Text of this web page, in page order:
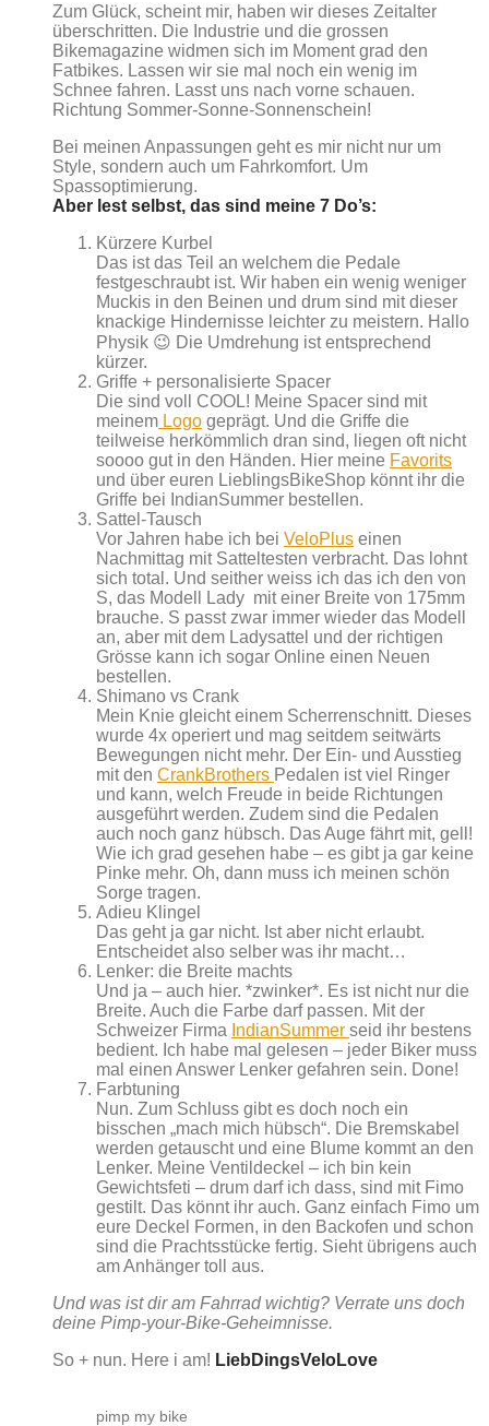
Zum Glück, scheint mir, haben wir dieses Zeitalter
überschritten. Die Industrie und die grossen
Bikemagazine widmen sich im Moment grad den
Fatbikes. Lassen wir sie mal noch ein wenig im
Schnee fahren. Lasst uns nach vorne schauen.
Richtung Sommer-Sonne-Sonnenschein!
Bei meinen Anpassungen geht es mir nicht nur um
Style, sondern auch um Fahrkomfort. Um
Spassoptimierung.
Aber lest selbst, das sind meine 7 Do’s:
Kürzere Kurbel
Das ist das Teil an welchem die Pedale
festgeschraubt ist. Wir haben ein wenig weniger
Muckis in den Beinen und drum sind mit dieser
knackige Hindernisse leichter zu meistern. Hallo
Physik 😉 Die Umdrehung ist entsprechend
kürzer.
Griffe + personalisierte Spacer
Die sind voll COOL! Meine Spacer sind mit
meinem Logo geprägt. Und die Griffe die
teilweise herkömmlich dran sind, liegen oft nicht
soooo gut in den Händen. Hier meine Favorits
und über euren LieblingsBikeShop könnt ihr die
Griffe bei IndianSummer bestellen.
Sattel-Tausch
Vor Jahren habe ich bei VeloPlus einen
Nachmittag mit Satteltesten verbracht. Das lohnt
sich total. Und seither weiss ich das ich den von
S, das Modell Lady mit einer Breite von 175mm
brauche. S passt zwar immer wieder das Modell
an, aber mit dem Ladysattel und der richtigen
Grösse kann ich sogar Online einen Neuen
bestellen.
Shimano vs Crank
Mein Knie gleicht einem Scherrenschnitt. Dieses
wurde 4x operiert und mag seitdem seitwärts
Bewegungen nicht mehr. Der Ein- und Ausstieg
mit den CrankBrothers Pedalen ist viel Ringer
und kann, welch Freude in beide Richtungen
ausgeführt werden. Zudem sind die Pedalen
auch noch ganz hübsch. Das Auge fährt mit, gell!
Wie ich grad gesehen habe – es gibt ja gar keine
Pinke mehr. Oh, dann muss ich meinen schön
Sorge tragen.
Adieu Klingel
Das geht ja gar nicht. Ist aber nicht erlaubt.
Entscheidet also selber was ihr macht…
Lenker: die Breite machts
Und ja – auch hier. *zwinker*. Es ist nicht nur die
Breite. Auch die Farbe darf passen. Mit der
Schweizer Firma IndianSummer seid ihr bestens
bedient. Ich habe mal gelesen – jeder Biker muss
mal einen Answer Lenker gefahren sein. Done!
Farbtuning
Nun. Zum Schluss gibt es doch noch ein
bisschen „mach mich hübsch“. Die Bremskabel
werden getauscht und eine Blume kommt an den
Lenker. Meine Ventildeckel – ich bin kein
Gewichtsfeti – drum darf ich dass, sind mit Fimo
gestilt. Das könnt ihr auch. Ganz einfach Fimo um
eure Deckel Formen, in den Backofen und schon
sind die Prachtsstücke fertig. Sieht übrigens auch
am Anhänger toll aus.
Und was ist dir am Fahrrad wichtig? Verrate uns doch
deine Pimp-your-Bike-Geheimnisse.
So + nun. Here i am! LiebDingsVeloLove
pimp my bike